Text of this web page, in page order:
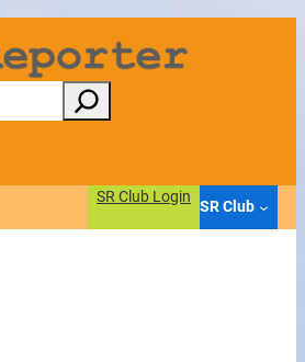
SR Club Login
SR Club